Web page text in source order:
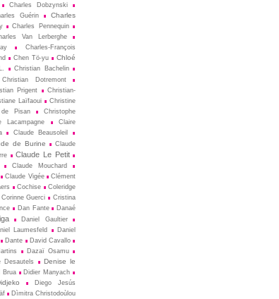
Charles Dobzynski
Guérin
Charles
Charles Pennequin
Van Lerberghe
Charles-François
Chen Tö-yu
Chloé
Christian Bachelin
Christian Dotremont
Prigent
Christian-
Laïfaoui
Christine
Pisan
Christophe
Lacampagne
Claire
Claude Beausoleil
de Burine
Claude
Claude Le Petit
Claude Mouchard
Claude Vigée
Clément
Cochise
Coleridge
Corinne Guerci
Cristina
Dan Fante
Danaé
Daniel Gaultier
Laumesfeld
Daniel
Dante
David Cavallo
Dazaï Osamu
Desautels
Denise le
Brua
Didier Manyach
Diego Jesús
Dìmitra Christodoùlou